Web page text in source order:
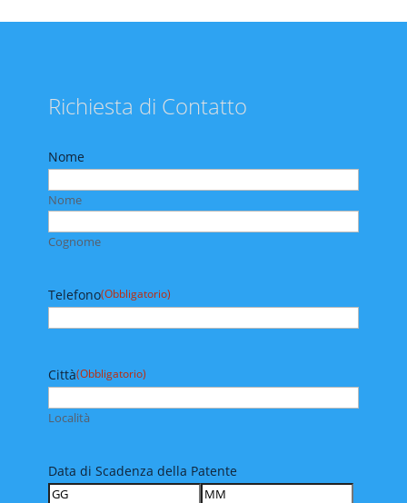
Richiesta di Contatto
Nome
Nome
Cognome
Telefono(Obbligatorio)
Città(Obbligatorio)
Località
Data di Scadenza della Patente